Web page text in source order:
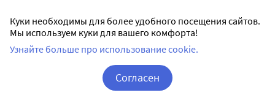
• Выраженная гипофосфатемия.
С осторожностью
У пациентов с почечной недостаточностью длительное
использование комбинации алгелдрата и гидроксида
магния может привести к развитию гипермагниемии.
Куки необходимы для более удобного посещения сайтов.
Мы используем куки для вашего комфорта!
Узнайте больше про использование cookie.
Согласен